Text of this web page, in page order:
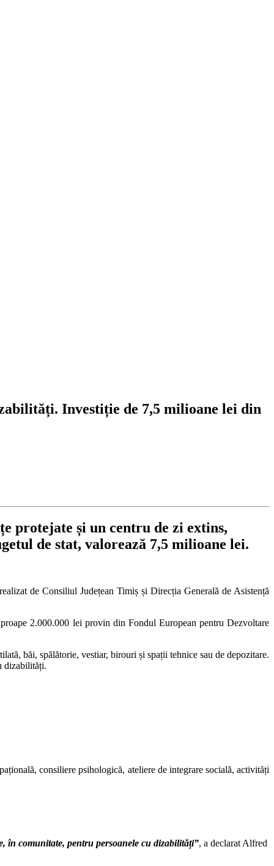
Investiție de 7,5 milioane lei din
protejate și un centru de zi extins,
de stat, valorează 7,5 milioane lei.
de Consiliul Județean Timiș și Direcția Generală de Asistență
2.000.000 lei provin din Fondul European pentru Dezvoltare
băi, spălătorie, vestiar, birouri și spații tehnice sau de depozitare.
dizabilități.
consiliere psihologică, ateliere de integrare socială, activități
în comunitate, pentru persoanele cu dizabilități”, a declarat Alfred